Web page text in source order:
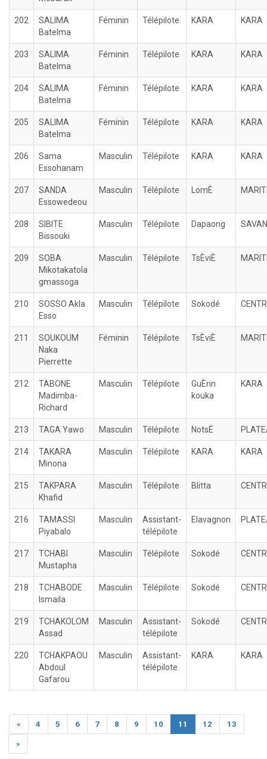
202
SALIMA
Batelma
Féminin Télépilote KARA KARA
203
SALIMA
Batelma
Féminin Télépilote KARA KARA
204
SALIMA
Batelma
Féminin Télépilote KARA KARA
205
SALIMA
Batelma
Féminin Télépilote KARA KARA
206
Sama
Essohanam
Masculin Télépilote KARA KARA
207
SANDA
Essowedeou
Masculin Télépilote LomÈ
208
SIBITE
Bissouki
Masculin Télépilote Dapaong
209
SOBA
Mikotakatola
gmassoga
Masculin Télépilote TsÈviÈ
210
SOSSO Akla
Esso
Masculin Télépilote Sokodé
211
SOUKOUM
Naka
Pierrette
Féminin Télépilote TsÈviÈ
212
TABONE
Madimba-
Richard
Masculin Télépilote
GuÈrin
kouka
KARA
213 TAGA Yawo Masculin Télépilote NotsË
214
TAKARA
Minona
Masculin Télépilote KARA KARA
215
TAKPARA
Khafid
Masculin Télépilote Blitta
216
TAMASSI
Piyabalo
Masculin
Assistant-
télépilote
Elavagnon
217
TCHABI
Mustapha
Masculin Télépilote Sokodé
218
TCHABODE
Ismaila
Masculin Télépilote Sokodé
219
TCHAKOLOM
Assad
Masculin
Assistant-
télépilote
Sokodé
220
TCHAKPAOU
Abdoul
Gafarou
Masculin
Assistant-
télépilote
KARA KARA
« 4 5 6 7 8 9 10 11 12 13
»